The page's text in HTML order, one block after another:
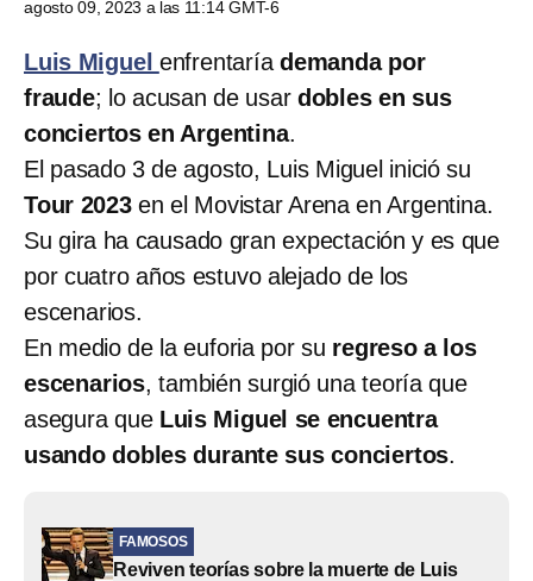
agosto 09, 2023 a las 11:14 GMT-6
Luis Miguel enfrentaríademanda por
fraude; lo acusan de usar dobles en sus
conciertos en Argentina.
El pasado 3 de agosto, Luis Miguel inició su
Tour 2023en el Movistar Arena en Argentina.
Su gira ha causado gran expectación y es que
por cuatro años estuvo alejado de los
escenarios.
En medio de la euforia por su regreso a los
escenarios, también surgió una teoría que
asegura que Luis Miguel se encuentra
usando dobles durante sus conciertos.
FAMOSOS
Reviven teorías sobre la muerte de Luis